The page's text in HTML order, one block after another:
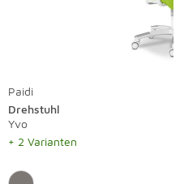
Paidi
Drehstuhl
Yvo
+ 2 Varianten